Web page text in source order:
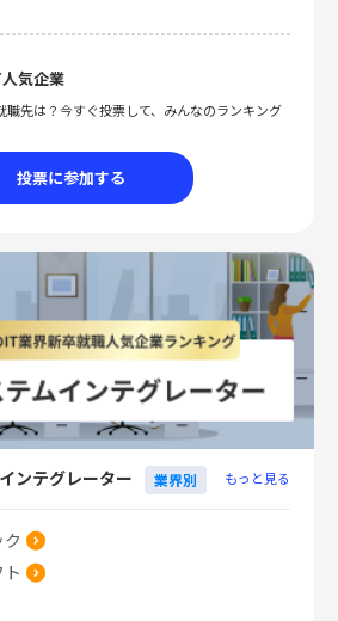
気企業
職先は？今すぐ投票して、みんなのランキング
投票に参加する
ンテグレーター 業界別 もっと見る